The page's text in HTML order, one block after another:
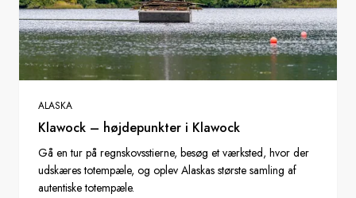
ALASKA
Klawock – højdepunkter i Klawock
Gå en tur på regnskovsstierne, besøg et værksted, hvor der
udskæres totempæle, og oplev Alaskas største samling af
autentiske totempæle.